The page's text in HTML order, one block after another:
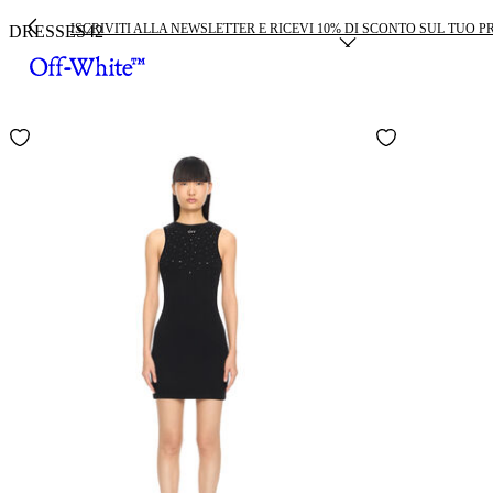
ISCRIVITI ALLA NEWSLETTER E RICEVI 10% DI SCONTO SUL TUO
DRESSES42